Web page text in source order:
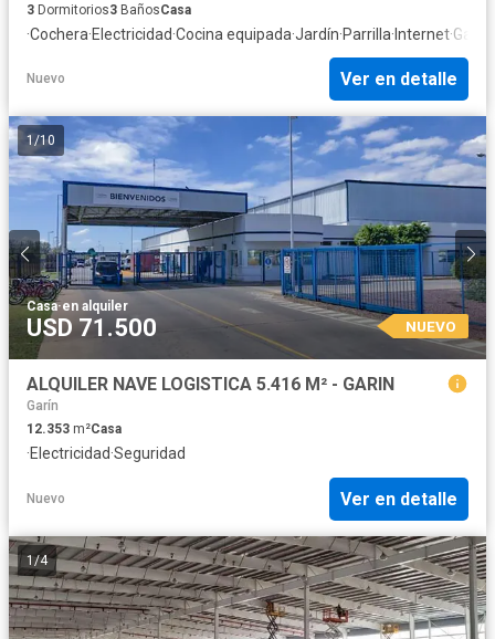
3 Dormitorios3 BañosCasa
·Cochera·Electricidad·Cocina equipada·Jardín·Parrilla·Internet·Gas
Nuevo Ver en detalle
1 /10
Casa·en alquiler
USD 71.500 NUEVO
ALQUILER NAVE LOGISTICA 5.416 M² - GARIN
Garín
12.353 m²Casa
·Electricidad·Seguridad
Nuevo Ver en detalle
1/4